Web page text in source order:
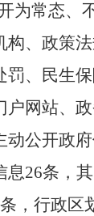
为常态、
构、政策
罚、民生
户网站、
公开政府
息26条，
条， 行政区